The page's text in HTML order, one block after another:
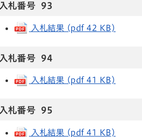
入札番号 93
入札結果 (pdf 42 KB)
入札番号 94
入札結果 (pdf 41 KB)
入札番号 95
入札結果 (pdf 41 KB)